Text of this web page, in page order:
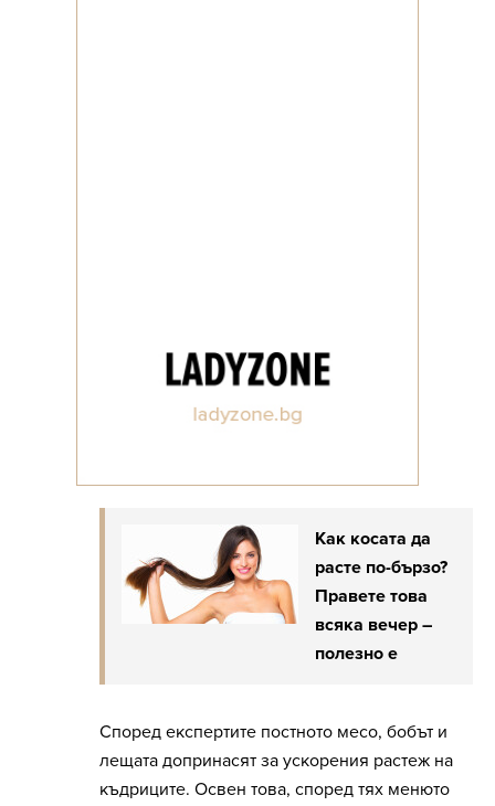
Как косата да
расте по-бързо?
Правете това
всяка вечер –
полезно е
Според експертите постното месо, бобът и
лещата допринасят за ускорения растеж на
къдриците. Освен това, според тях менюто